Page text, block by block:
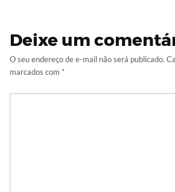
Deixe um
O seu endereço de e-mail não será publicado.
marcados com *